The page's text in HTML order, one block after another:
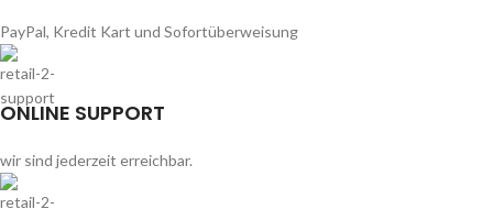
PayPal, Kredit Kart und Sofortüberweisung
ONLINE SUPPORT
wir sind jederzeit erreichbar.